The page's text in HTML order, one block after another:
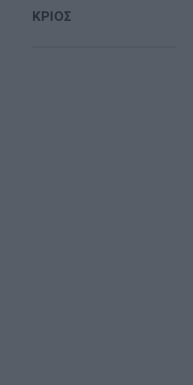
ΚΡΙΟΣ